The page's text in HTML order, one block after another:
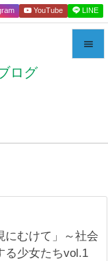
ログ

YouTube LINE
にむけて」～社会
る少女たちvol.1